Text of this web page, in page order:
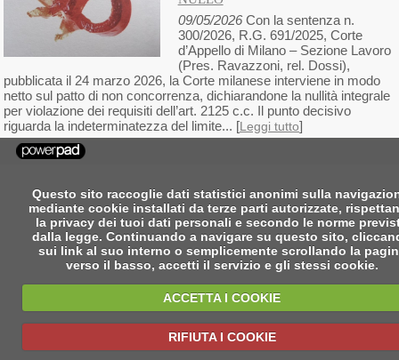
09/05/2026Con la sentenza n.
300/2026, R.G. 691/2025, Corte
d’Appello di Milano – Sezione Lavoro
(Pres. Ravazzoni, rel. Dossi),
pubblicata il 24 marzo 2026, la Corte milanese interviene in modo
netto sul patto di non concorrenza, dichiarandone la nullità integrale
per violazione dei requisiti dell’art. 2125 c.c. Il punto decisivo
riguarda la indeterminatezza del limite... [Leggi tutto]
Questo sito raccoglie dati statistici anonimi sulla
mediante cookie installati da terze parti autorizzate,
la privacy dei tuoi dati personali e secondo le norme
dalla legge. Continuando a navigare su questo sito,
sui link al suo interno o semplicemente scrollando la
verso il basso, accetti il servizio e gli stessi cookie.
ACCETTA I COOKIE
RIFIUTA I COOKIE